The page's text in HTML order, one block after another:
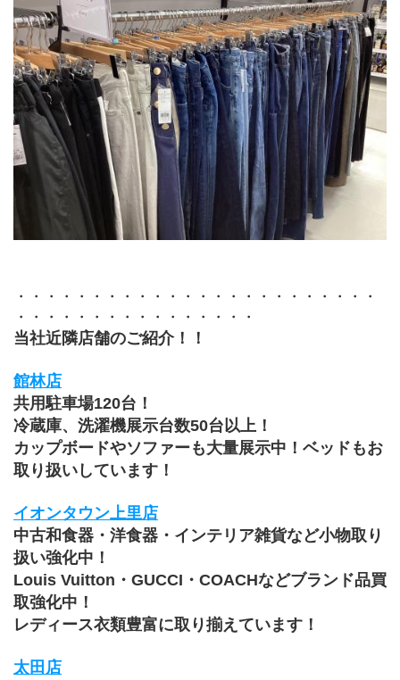
・・・・・・・・・・・・・・・・・・・・・・・・
・・・・・・・・・・・・・・・・
当社近隣店舗のご紹介！！
館林店
共用駐車場120台！
冷蔵庫、洗濯機展示台数50台以上！
カップボードやソファーも大量展示中！ベッドもお
取り扱いしています！
イオンタウン上里店
中古和食器・洋食器・インテリア雑貨など小物取り
扱い強化中！
Louis Vuitton・GUCCI・COACHなどブランド品買
取強化中！
レディース衣類豊富に取り揃えています！
太田店